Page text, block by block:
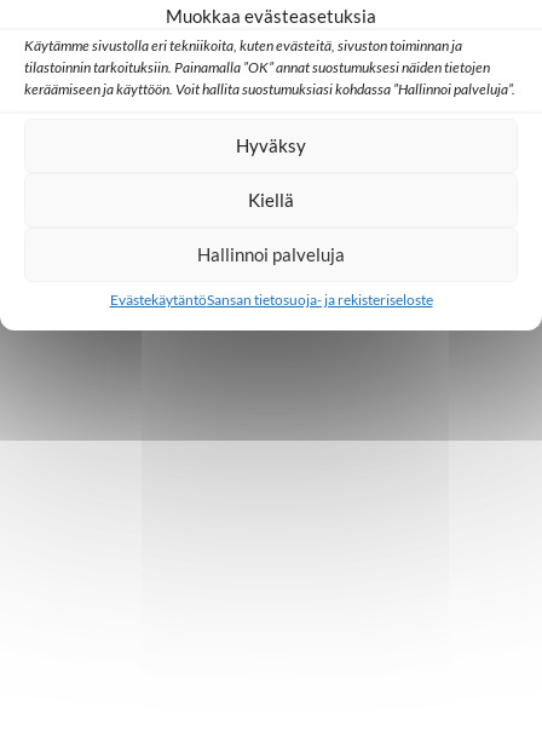
Muokkaa evästeasetuksia
Käytämme sivustolla eri tekniikoita, kuten evästeitä, sivuston toiminnan ja
tilastoinnin tarkoituksiin. Painamalla ”OK” annat suostumuksesi näiden tietojen
keräämiseen ja käyttöön. Voit hallita suostumuksiasi kohdassa ”Hallinnoi palveluja”.
Hyväksy
Kiellä
Hallinnoi palveluja
EvästekäytäntöSansan tietosuoja- ja rekisteriseloste